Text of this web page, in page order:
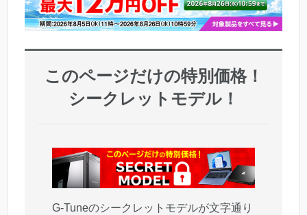
このページだけの特別価格！
シークレットモデル！
G-Tuneのシークレットモデルが文字通り